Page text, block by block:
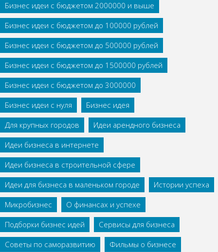
Бизнес идеи с бюджетом 2000000 и выше
Бизнес идеи с бюджетом до 100000 рублей
Бизнес идеи с бюджетом до 500000 рублей
Бизнес идеи с бюджетом до 1500000 рублей
Бизнес идеи с бюджетом до 3000000
Бизнес идеи с нуля
Бизнес идея
Для крупных городов
Идеи арендного бизнеса
Идеи бизнеса в интернете
Идеи бизнеса в строительной сфере
Идеи для бизнеса в маленьком городе
Истории успеха
Микробизнес
О финансах и успехе
Подборки бизнес идей
Сервисы для бизнеса
Советы по саморазвитию
Фильмы о бизнесе